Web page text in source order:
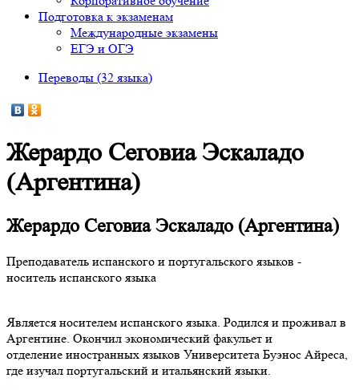
Подготовка к экзаменам
Международные экзамены
ЕГЭ и ОГЭ
Переводы (32 языка)
Жерардо Сеговиа Эскаладо
(Аргентина)
Жерардо Сеговиа Эскаладо (Аргентина)
Преподаватель испанского и португальского языков -
носитель испанского языка
Является носителем испанского языка. Родился и проживал в
Аргентине. Окончил экономический факульет и
отделение иностранных языков Университета Буэнос Айреса,
где изучал португальский и итальянский языки.